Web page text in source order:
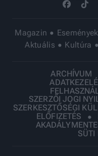
Magazin Események
Aktuális
Kultúra
ARCHÍVUM
SZERZŐI JOGI
SZERKESZTŐSÉGI
ELŐFIZETÉS
SÜTI